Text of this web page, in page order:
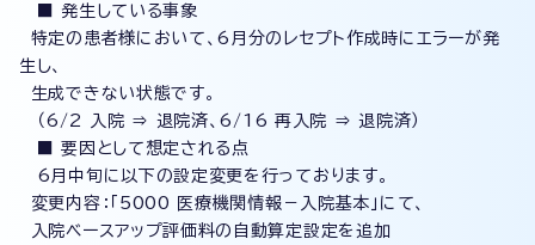
■ 発生している事象
特定の患者様において、6月分のレセプト作成時にエラーが発
生し、
生成できない状態です。
（6/2 入院 ⇒ 退院済、6/16 再入院 ⇒ 退院済）
■ 要因として想定される点
6月中旬に以下の設定変更を行っております。
変更内容：「5000 医療機関情報－入院基本」にて、
入院ベースアップ評価料の自動算定設定を追加